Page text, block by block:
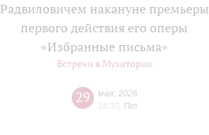
Радвиловичем накануне премьеры
первого действия его оперы
«Избранные письма»
Встречи в Музитории
29 мая, 2026
18:30, Пт